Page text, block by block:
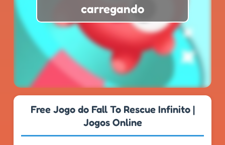
carregando
★★ ★★★
Free Jogo do Fall To Rescue Infinito |
Jogos Online